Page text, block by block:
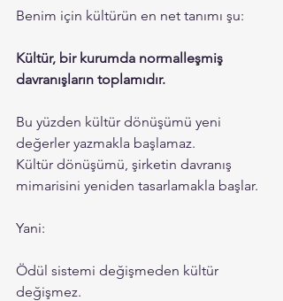
Benim için kültürün en net tanımı şu:
Kültür, bir kurumda normalleşmiş
davranışların toplamıdır.
Bu yüzden kültür dönüşümü yeni
değerler yazmakla başlamaz.
Kültür dönüşümü, şirketin davranış
mimarisini yeniden tasarlamakla başlar.
Yani:
Ödül sistemi değişmeden kültür
değişmez.